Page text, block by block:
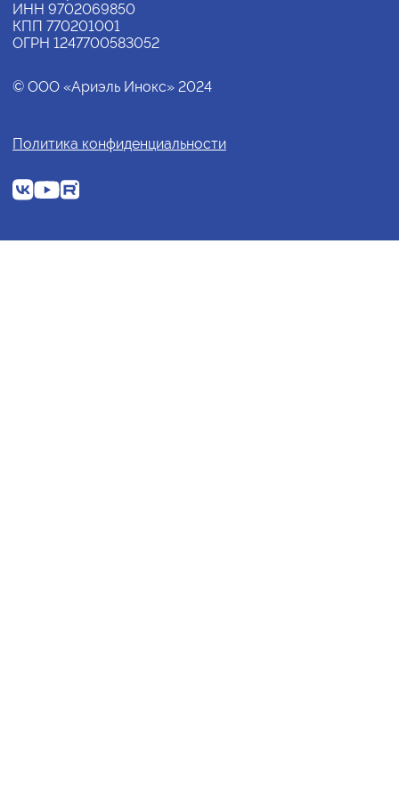
ИНН 9702069850
КПП 770201001
ОГРН 1247700583052
© ООО «Ариэль Инокс» 2024
Политика конфиденциальности